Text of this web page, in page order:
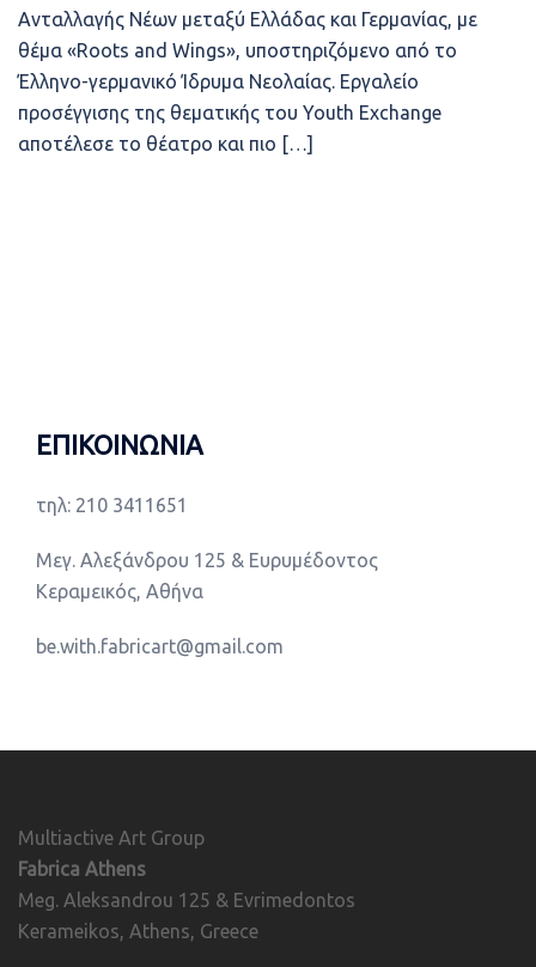
Ανταλλαγής Νέων μεταξύ Ελλάδας και Γερμανίας, με
θέμα «Roots and Wings», υποστηριζόμενο από το
Έλληνο-γερμανικό Ίδρυμα Νεολαίας. Εργαλείο
προσέγγισης της θεματικής του Youth Exchange
αποτέλεσε το θέατρο και πιο […]
ΕΠΙΚΟΙΝΩΝΙΑ
τηλ: 210 3411651
Μεγ. Αλεξάνδρου 125 & Ευρυμέδοντος
Κεραμεικός, Αθήνα
be.with.fabricart@gmail.com
Multiactive Art Group
Fabrica Athens
Meg. Aleksandrou 125 & Evrimedontos
Kerameikos, Athens, Greece